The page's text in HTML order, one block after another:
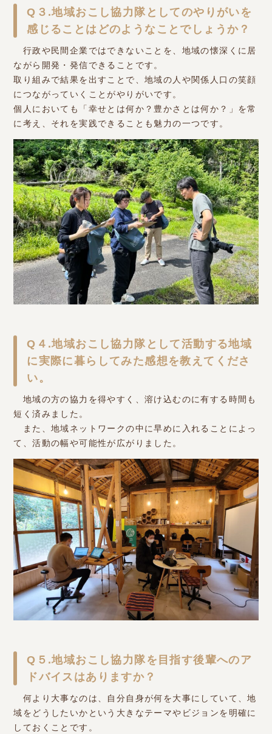
Q３.地域おこし協力隊としてのやりがいを
感じることはどのようなことでしょうか？
行政や民間企業ではできないことを、地域の懐深くに居
ながら開発・発信できることです。
取り組みで結果を出すことで、地域の人や関係人口の笑顔
につながっていくことがやりがいです。
個人においても「幸せとは何か？豊かさとは何か？」を常
に考え、それを実践できることも魅力の一つです。
Q４.地域おこし協力隊として活動する地域
に実際に暮らしてみた感想を教えてくださ
い。
地域の方の協力を得やすく、溶け込むのに有する時間も
短く済みました。
また、地域ネットワークの中に早めに入れることによっ
て、活動の幅や可能性が広がりました。
Q５.地域おこし協力隊を目指す後輩へのア
ドバイスはありますか？
何より大事なのは、自分自身が何を大事にしていて、地
域をどうしたいかという大きなテーマやビジョンを明確に
しておくことです。